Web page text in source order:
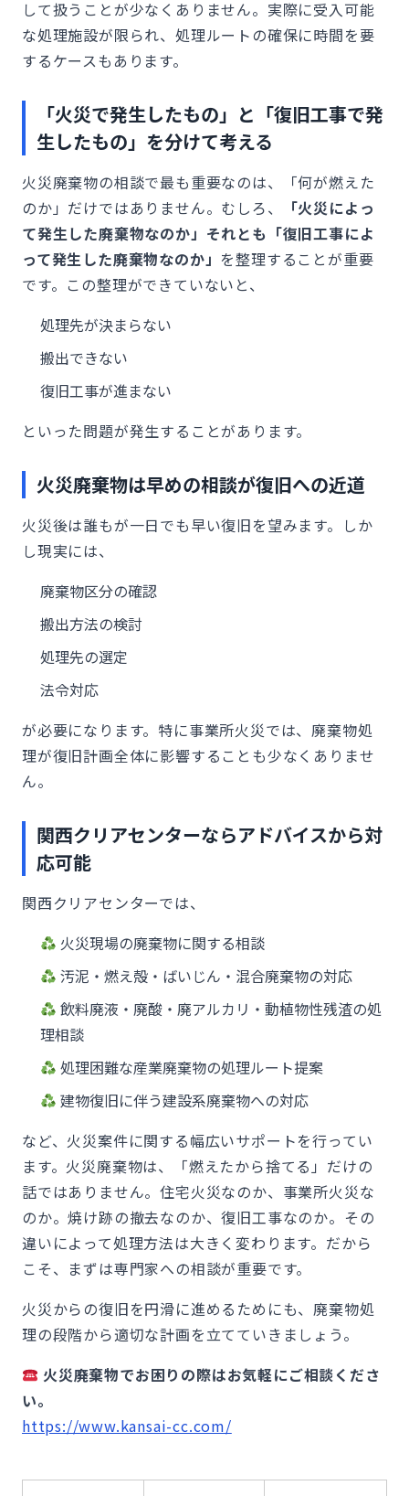
して扱うことが少なくありません。実際に受入可能
な処理施設が限られ、処理ルートの確保に時間を要
するケースもあります。
「火災で発生したもの」と「復旧工事で発
生したもの」を分けて考える
火災廃棄物の相談で最も重要なのは、「何が燃えた
のか」だけではありません。むしろ、
「火災によっ
て発生した廃棄物なのか」それとも「復旧工事によ
って発生した廃棄物なのか」 を整理することが重要
です。この整理ができていないと、
処理先が決まらない
搬出できない
復旧工事が進まない
といった問題が発生することがあります。
火災廃棄物は早めの相談が復旧への近道
火災後は誰もが一日でも早い復旧を望みます。しか
し現実には、
廃棄物区分の確認
搬出方法の検討
処理先の選定
法令対応
が必要になります。特に事業所火災では、廃棄物処
理が復旧計画全体に影響することも少なくありませ
ん。
関西クリアセンターならアドバイスから対
応可能
関西クリアセンターでは、
火災現場の廃棄物に関する相談
汚泥・燃え殻・ばいじん・混合廃棄物の対応
飲料廃液・廃酸・廃アルカリ・動植物性残渣の処
理相談
処理困難な産業廃棄物の処理ルート提案
建物復旧に伴う建設系廃棄物への対応
など、火災案件に関する幅広いサポートを行ってい
ます。火災廃棄物は、「燃えたから捨てる」だけの
話ではありません。住宅火災なのか、事業所火災な
のか。焼け跡の撤去なのか、復旧工事なのか。その
違いによって処理方法は大きく変わります。だから
こそ、まずは専門家への相談が重要です。
火災からの復旧を円滑に進めるためにも、廃棄物処
理の段階から適切な計画を立てていきましょう。
火災廃棄物でお困りの際はお気軽にご相談くださ
い。
https://www.kansai-cc.com/